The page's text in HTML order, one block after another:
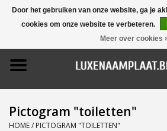
Home
Promoties
Naamborden
Pictogram "toiletten"
HOME/ PICTOGRAM "TOILETTEN"
Door het gebruiken van onze website, ga je
cookies om onze website te verbeteren.
Meer over cookies